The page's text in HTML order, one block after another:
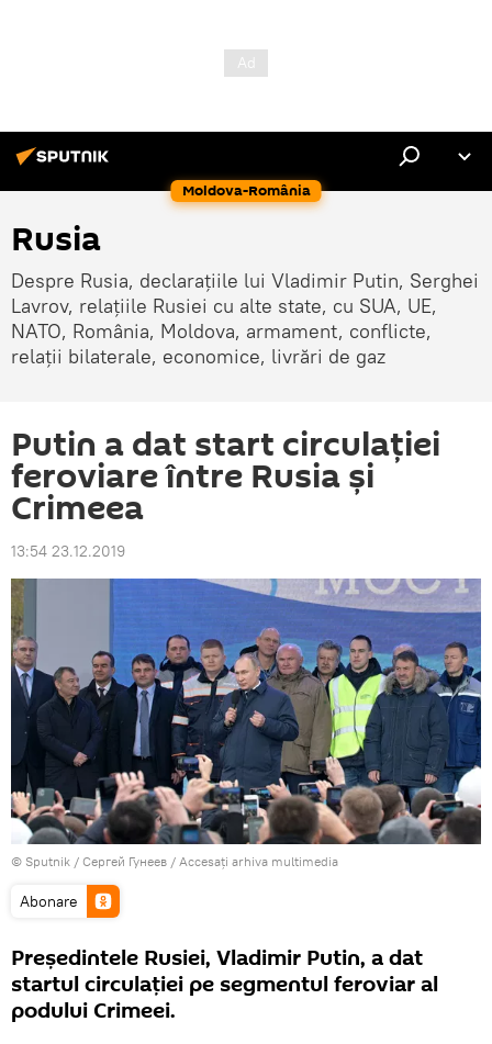
Moldova-România
Rusia
Despre Rusia, declarațiile lui Vladimir Putin, Serghei
Lavrov, relațiile Rusiei cu alte state, cu SUA, UE,
NATO, România, Moldova, armament, conflicte,
relații bilaterale, economice, livrări de gaz
Putin a dat start circulației
feroviare între Rusia și
Crimeea
13:54 23.12.2019
© Sputnik / Сергей Гунеев / Accesați arhiva multimedia
Abonare
Președintele Rusiei, Vladimir Putin, a dat
startul circulației pe segmentul feroviar al
podului Crimeei.